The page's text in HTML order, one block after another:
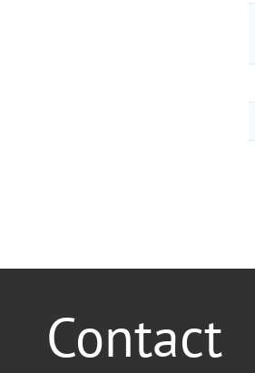
Contact